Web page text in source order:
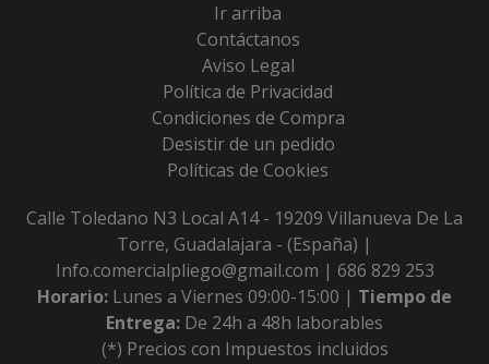
Ir arriba
Contáctanos
Aviso Legal
Política de Privacidad
Condiciones de Compra
Desistir de un pedido
Políticas de Cookies
Calle Toledano N3 Local A14 - 19209 Villanueva De La
Torre, Guadalajara - (España) |
Info.comercialpliego@gmail.com | 686 829 253
Horario: Lunes a Viernes 09:00-15:00 | Tiempo de
Entrega: De 24h a 48h laborables
(*) Precios con Impuestos incluidos